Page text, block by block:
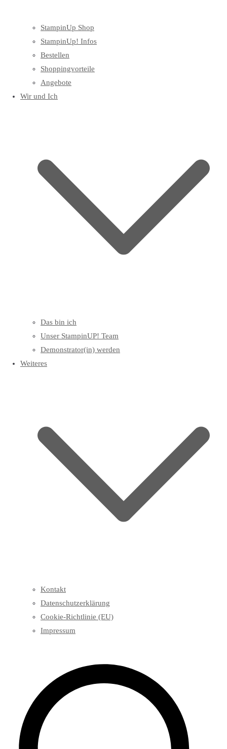
StampinUp Shop
StampinUp! Infos
Bestellen
Shoppingvorteile
Angebote
Wir und Ich
Das bin ich
Unser StampinUP! Team
Demonstrator(in) werden
Weiteres
Kontakt
Datenschutzerklärung
Cookie-Richtlinie (EU)
Impressum